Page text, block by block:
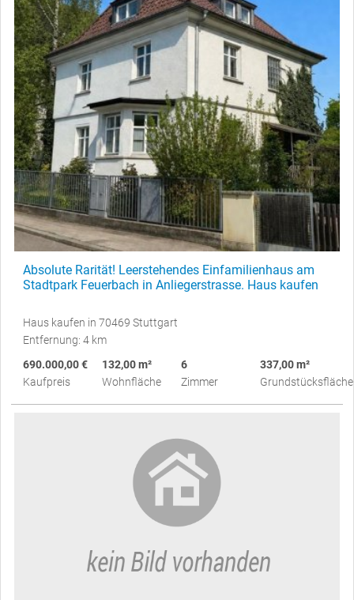
Absolute Rarität! Leerstehendes Einfamilienhaus am
Stadtpark Feuerbach in Anliegerstrasse. Haus kaufen
Haus kaufen in 70469 Stuttgart
Entfernung: 4 km
690.000,00 €
Kaufpreis
132,00 m²
Wohnfläche
6
Zimmer
337,00 m²
Grundstücksfläche